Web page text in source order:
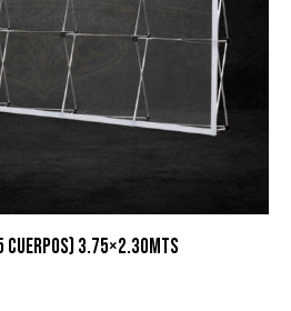
CUERPOS) 3.75×2.30MTS